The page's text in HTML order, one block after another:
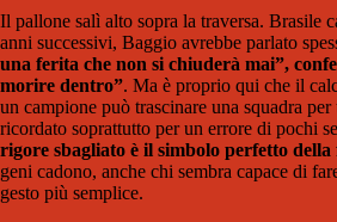
Il pallone salì alto sopra la traversa. Brasile
anni successivi, Baggio avrebbe parlato
una ferita che non si chiuderà mai”,
morire dentro”. Ma è proprio qui che il
un campione può trascinare una squadra
ricordato soprattutto per un errore di pochi
rigore sbagliato è il simbolo perfetto
geni cadono, anche chi sembra capace di
gesto più semplice.